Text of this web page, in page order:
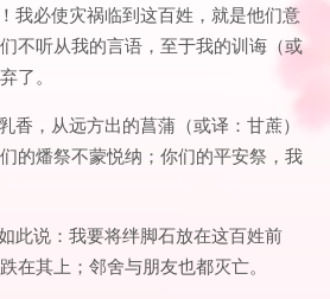
我必使灾祸临到这百姓，就是他们意
不听从我的言语，至于我的训诲（或
了。
香，从远方出的菖蒲（或译：甘蔗）
的燔祭不蒙悦纳；你们的平安祭，我
此说：我要将绊脚石放在这百姓前
在其上；邻舍与朋友也都灭亡。